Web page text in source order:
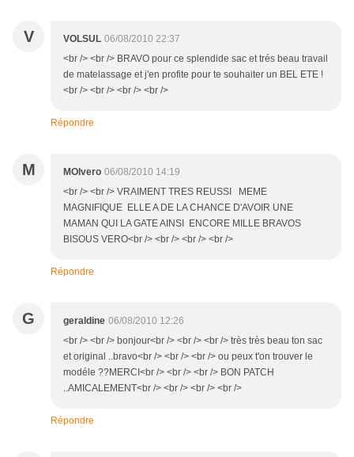
V VOLSUL 06/08/2010 22:37
<br /> <br /> BRAVO pour ce splendide sac et trés beau travail
de matelassage et j'en profite pour te souhaiter un BEL ETE !
<br /> <br /> <br /> <br />
Répondre
M MOIvero 06/08/2010 14:19
<br /> <br /> VRAIMENT TRES REUSSI MEME
MAGNIFIQUE ELLE A DE LA CHANCE D'AVOIR UNE
MAMAN QUI LA GATE AINSI ENCORE MILLE BRAVOS
BISOUS VERO<br /> <br /> <br /> <br />
Répondre
G geraldine 06/08/2010 12:26
<br /> <br /> bonjour<br /> <br /> <br /> très très beau ton sac
et original ..bravo<br /> <br /> <br /> ou peux t'on trouver le
modéle ??MERCI<br /> <br /> <br /> BON PATCH
..AMICALEMENT<br /> <br /> <br /> <br />
Répondre